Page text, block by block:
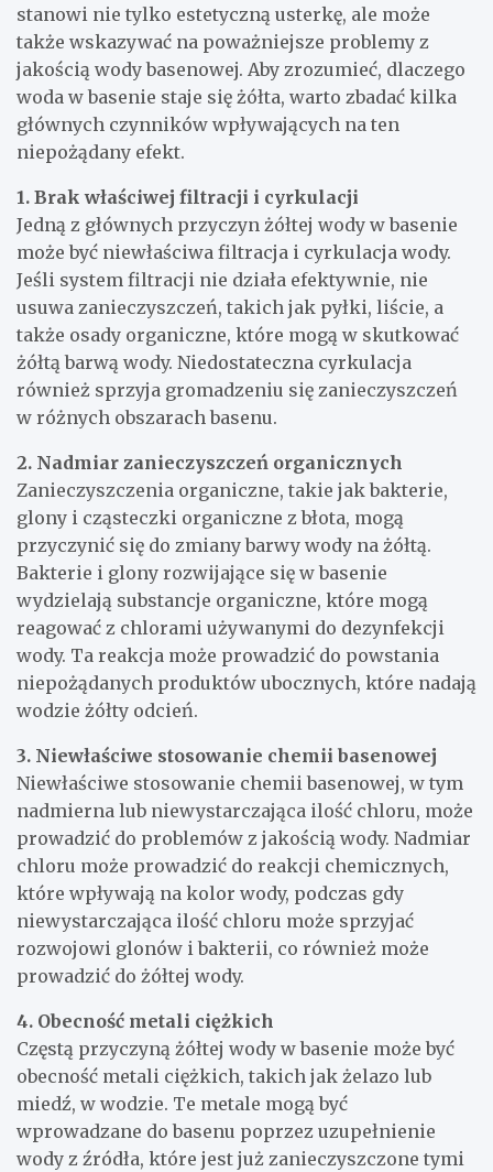
stanowi nie tylko estetyczną usterkę, ale może
także wskazywać na poważniejsze problemy z
jakością wody basenowej. Aby zrozumieć, dlaczego
woda w basenie staje się żółta, warto zbadać kilka
głównych czynników wpływających na ten
niepożądany efekt.
1. Brak właściwej filtracji i cyrkulacji
Jedną z głównych przyczyn żółtej wody w basenie
może być niewłaściwa filtracja i cyrkulacja wody.
Jeśli system filtracji nie działa efektywnie, nie
usuwa zanieczyszczeń, takich jak pyłki, liście, a
także osady organiczne, które mogą w skutkować
żółtą barwą wody. Niedostateczna cyrkulacja
również sprzyja gromadzeniu się zanieczyszczeń
w różnych obszarach basenu.
2. Nadmiar zanieczyszczeń organicznych
Zanieczyszczenia organiczne, takie jak bakterie,
glony i cząsteczki organiczne z błota, mogą
przyczynić się do zmiany barwy wody na żółtą.
Bakterie i glony rozwijające się w basenie
wydzielają substancje organiczne, które mogą
reagować z chlorami używanymi do dezynfekcji
wody. Ta reakcja może prowadzić do powstania
niepożądanych produktów ubocznych, które nadają
wodzie żółty odcień.
3. Niewłaściwe stosowanie chemii basenowej
Niewłaściwe stosowanie chemii basenowej, w tym
nadmierna lub niewystarczająca ilość chloru, może
prowadzić do problemów z jakością wody. Nadmiar
chloru może prowadzić do reakcji chemicznych,
które wpływają na kolor wody, podczas gdy
niewystarczająca ilość chloru może sprzyjać
rozwojowi glonów i bakterii, co również może
prowadzić do żółtej wody.
4. Obecność metali ciężkich
Częstą przyczyną żółtej wody w basenie może być
obecność metali ciężkich, takich jak żelazo lub
miedź, w wodzie. Te metale mogą być
wprowadzane do basenu poprzez uzupełnienie
wody z źródła, które jest już zanieczyszczone tymi